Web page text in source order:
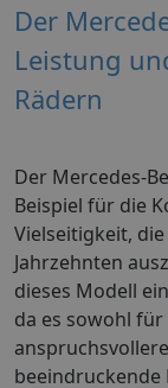
Der
Leistung
Rädern
Der Mercedes-
Beispiel für die
Vielseitigkeit,
Jahrzehnten
dieses Modell
da es sowohl
beeindruckende